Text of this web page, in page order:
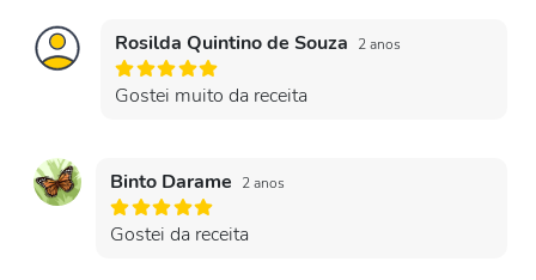
Rosilda Quintino de Souza 2 anos
Gostei muito da receita
Binto Darame 2 anos
Gostei da receita